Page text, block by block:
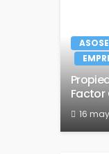
Factor
16